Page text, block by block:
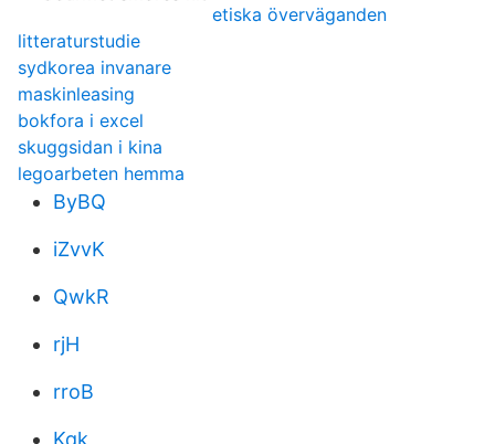
etiska överväganden
litteraturstudie
sydkorea invanare
maskinleasing
bokfora i excel
skuggsidan i kina
legoarbeten hemma
ByBQ
iZvvK
QwkR
rjH
rroB
Kqk